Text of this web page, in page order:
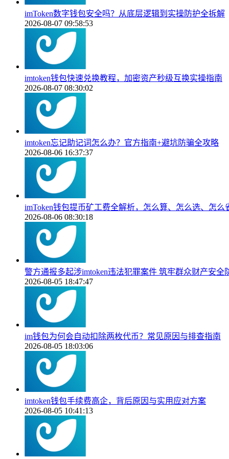
imToken数字钱包安全吗？从底层逻辑到实操防护全拆解
2026-08-07 09:58:53
imtoken钱包快速兑换教程，加密资产秒级互换实操指南
2026-08-07 08:30:02
imtoken忘记助记词怎么办？官方指南+避坑防骗全攻略
2026-08-06 16:37:37
imToken钱包提币矿工费全解析，怎么算、怎么选、怎么
2026-08-06 08:30:18
警方通报多起涉imtoken违法犯罪案件 筑牢群众财产安全
2026-08-05 18:47:47
im钱包为何会自动扣除两枚代币？常见原因与排查指南
2026-08-05 18:03:06
imtoken钱包手续费高企，背后原因与实用应对方案
2026-08-05 10:41:13